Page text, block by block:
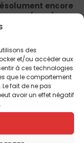
des
et/ou accéder aux
à ces technologies
que le comportement
fait de ne pas
avoir un effet négatif
encore
» (1990), ont
une transition :
« théologie
sur
qui ne
vue d’élaborer
religions », dont
yeux de la foi
« les religions »,
sociales; dans
une telle